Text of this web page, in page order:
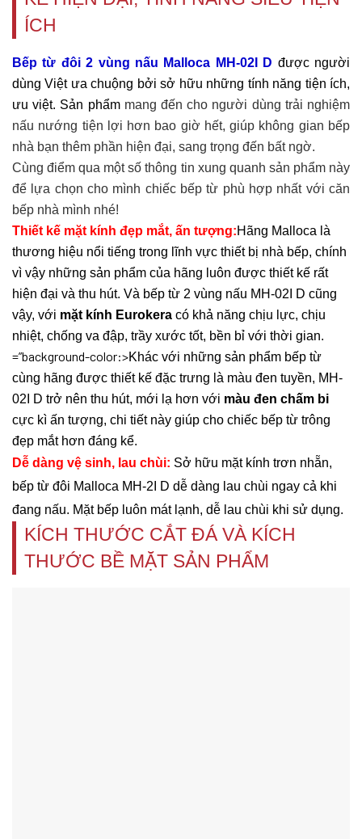
ÍCH
Bếp từ đôi 2 vùng nấu Malloca MH-02I D được người
dùng Việt ưa chuộng bởi sở hữu những tính năng tiện ích,
ưu việt. Sản phẩm mang đến cho người dùng trải nghiệm
nấu nướng tiện lợi hơn bao giờ hết, giúp không gian bếp
nhà bạn thêm phần hiện đại, sang trọng đến bất ngờ.
Cùng điểm qua một số thông tin xung quanh sản phẩm này
để lựa chọn cho mình chiếc bếp từ phù hợp nhất với căn
bếp nhà mình nhé!
Thiết kế mặt kính đẹp mắt, ấn tượng:Hãng Malloca là
thương hiệu nổi tiếng trong lĩnh vực thiết bị nhà bếp, chính
vì vậy những sản phẩm của hãng luôn được thiết kế rất
hiện đại và thu hút. Và bếp từ 2 vùng nấu MH-02I D cũng
vậy, với mặt kính Eurokera có khả năng chịu lực, chịu
nhiệt, chống va đập, trầy xước tốt, bền bỉ với thời gian.
=”background-color:>Khác với những sản phẩm bếp từ
cùng hãng được thiết kế đặc trưng là màu đen tuyền, MH-
02I D trở nên thu hút, mới lạ hơn với màu đen chấm bi
cực kì ấn tượng, chi tiết này giúp cho chiếc bếp từ trông
đẹp mắt hơn đáng kể.
Dễ dàng vệ sinh, lau chùi: Sở hữu mặt kính trơn nhẵn,
bếp từ đôi Malloca MH-2I D dễ dàng lau chùi ngay cả khi
đang nấu. Mặt bếp luôn mát lạnh, dễ lau chùi khi sử dụng.
KÍCH THƯỚC CẮT ĐÁ VÀ KÍCH
THƯỚC BỀ MẶT SẢN PHẨM